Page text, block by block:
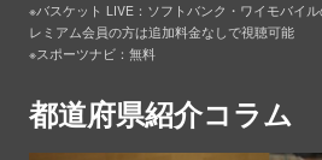
※バスケット LIVE：ソフトバンク・ワイモバイ
レミアム会員の方は追加料金なしで視聴可能
※スポーツナビ：無料
都道府県紹介コラム